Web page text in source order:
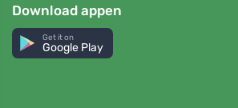
Download appen
Get it on
Google Play